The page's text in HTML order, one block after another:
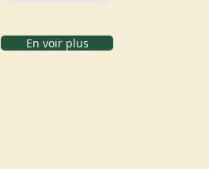
En voir plus